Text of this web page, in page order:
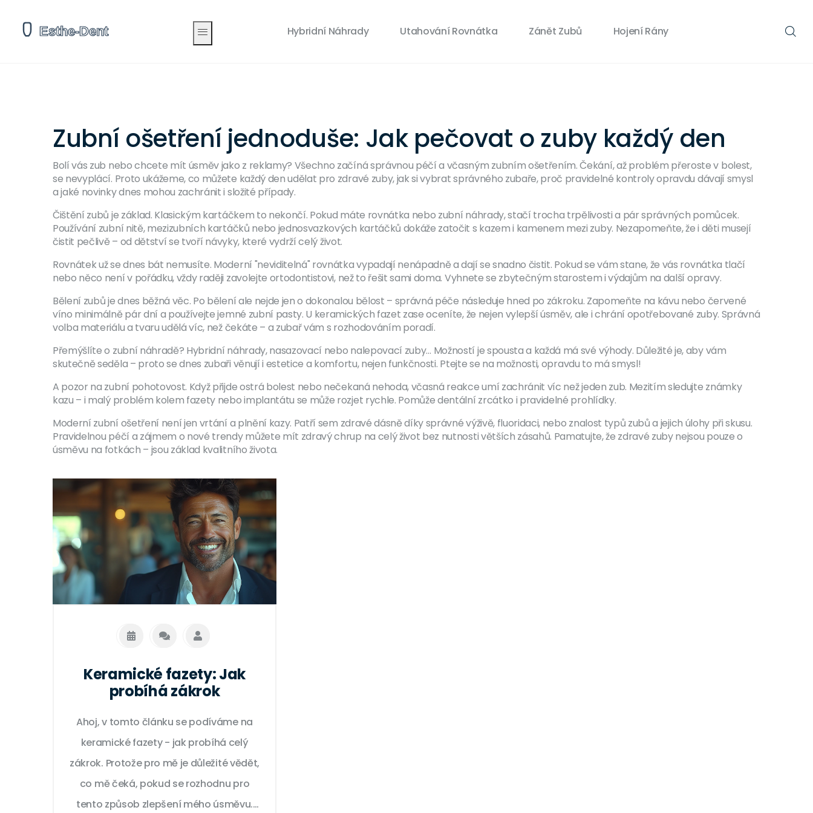
Hybridní Náhrady Utahování Rovnátka Zánět Zubů Hojení Rány
Zubní ošetření jednoduše: Jak pečovat o zuby každý den
Bolí vás zub nebo chcete mít úsměv jako z reklamy? Všechno začíná správnou péčí a včasným zubním ošetřením. Čekání, až problém přeroste v bolest,
se nevyplácí. Proto ukážeme, co můžete každý den udělat pro zdravé zuby, jak si vybrat správného zubaře, proč pravidelné kontroly opravdu dávají smysl
a jaké novinky dnes mohou zachránit i složité případy.
Čištění zubů je základ. Klasickým kartáčkem to nekončí. Pokud máte rovnátka nebo zubní náhrady, stačí trocha trpělivosti a pár správných pomůcek.
Používání zubní nitě, mezizubních kartáčků nebo jednosvazkových kartáčků dokáže zatočit s kazem i kamenem mezi zuby. Nezapomeňte, že i děti musejí
čistit pečlivě – od dětství se tvoří návyky, které vydrží celý život.
Rovnátek už se dnes bát nemusíte. Moderní "neviditelná" rovnátka vypadají nenápadně a dají se snadno čistit. Pokud se vám stane, že vás rovnátka tlačí
nebo něco není v pořádku, vždy raději zavolejte ortodontistovi, než to řešit sami doma. Vyhnete se zbytečným starostem i výdajům na další opravy.
Bělení zubů je dnes běžná věc. Po bělení ale nejde jen o dokonalou bělost – správná péče následuje hned po zákroku. Zapomeňte na kávu nebo červené
víno minimálně pár dní a používejte jemné zubní pasty. U keramických fazet zase oceníte, že nejen vylepší úsměv, ale i chrání opotřebované zuby. Správná
volba materiálu a tvaru udělá víc, než čekáte – a zubař vám s rozhodováním poradí.
Přemýšlíte o zubní náhradě? Hybridní náhrady, nasazovací nebo nalepovací zuby… Možností je spousta a každá má své výhody. Důležité je, aby vám
skutečně seděla – proto se dnes zubaři věnují i estetice a komfortu, nejen funkčnosti. Ptejte se na možnosti, opravdu to má smysl!
A pozor na zubní pohotovost. Když přijde ostrá bolest nebo nečekaná nehoda, včasná reakce umí zachránit víc než jeden zub. Mezitím sledujte známky
kazu – i malý problém kolem fazety nebo implantátu se může rozjet rychle. Pomůže dentální zrcátko i pravidelné prohlídky.
Moderní zubní ošetření není jen vrtání a plnění kazy. Patří sem zdravé dásně díky správné výživě, fluoridaci, nebo znalost typů zubů a jejich úlohy při skusu.
Pravidelnou péčí a zájmem o nové trendy můžete mít zdravý chrup na celý život bez nutnosti větších zásahů. Pamatujte, že zdravé zuby nejsou pouze o
úsměvu na fotkách – jsou základ kvalitního života.
Keramické fazety: Jak
probíhá zákrok
Ahoj, v tomto článku se podíváme na
keramické fazety - jak probíhá celý
zákrok. Protože pro mě je důležité vědět,
co mě čeká, pokud se rozhodnu pro
tento způsob zlepšení mého úsměvu.